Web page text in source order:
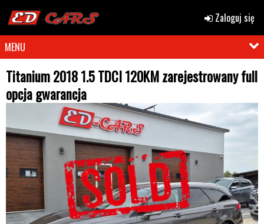
Zaloguj się
MENU
Titanium 2018 1.5 TDCI 120KM zarejestrowany full
opcja gwarancja